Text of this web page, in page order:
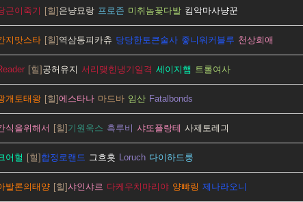
근이죽기 은냥묘랑 프로즌 미취놈꽃다발 킴악마사냥꾼
지맛스타 역삼동피카츄 당당한토큰술사 좋니워커블루 천상희애
공허유지 서리맺힌냉기일격 세이지햄 트롤여사
개토태왕 에스타나 마드바 임산 Fatalbonds
식을위해서 기원욱스 흑루비 샤또플랑테 사제토레긔
어헐 합정로랜드 그흐흣 Loruch 다이하드룽
발론의태양 샤인샤르 다케우치마리야 양뺘링 제나라오니